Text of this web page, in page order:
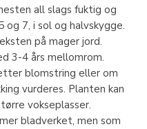
all slags fuktig og
7, i sol og halvskygge.
på mager jord.
3-4 års mellomrom.
blomstring eller om
vurderes. Planten kan
vokseplasser.
bladverket, men som